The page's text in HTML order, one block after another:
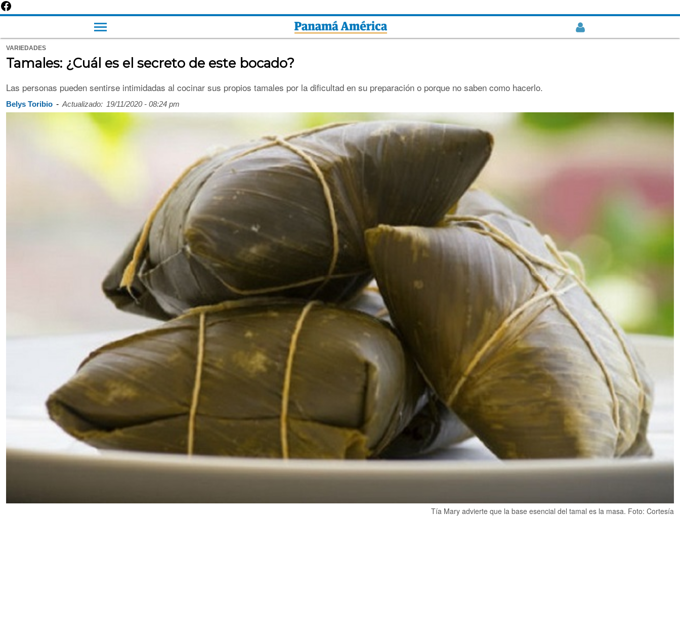
VARIEDADES
Tamales: ¿Cuál es el secreto de este bocado?
Las personas pueden sentirse intimidadas al cocinar sus propios tamales por la dificultad en su preparación o porque no saben como hacerlo.
Belys Toribio - Actualizado: 19/11/2020 - 08:24 pm
Tía Mary advierte que la base esencial del tamal es la masa. Foto: Cortesía